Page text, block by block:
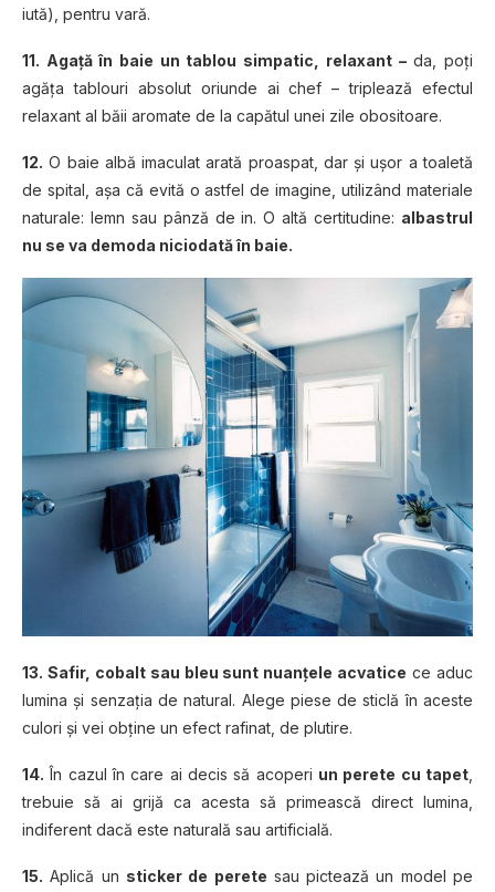
iută), pentru vară.
11. Agaţă în baie un tablou simpatic, relaxant –da, poţi
agăţa tablouri absolut oriunde ai chef – triplează efectul
relaxant al băii aromate de la capătul unei zile obositoare.
12. O baie albă imaculat arată proaspat, dar şi uşor a toaletă
de spital, aşa că evită o astfel de imagine, utilizând materiale
naturale: lemn sau pânză de in. O altă certitudine: albastrul
nu se va demoda niciodată în baie.
13. Safir, cobalt sau bleu sunt nuanţele acvatice ce aduc
lumina şi senzaţia de natural. Alege piese de sticlă în aceste
culori şi vei obţine un efect rafinat, de plutire.
14. În cazul în care ai decis să acoperi un perete cu tapet
trebuie să ai grijă ca acesta să primească direct lumina,
indiferent dacă este naturală sau artificială.
15. Aplică un sticker de perete sau pictează un model pe